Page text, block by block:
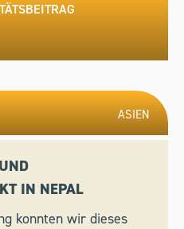
ASIEN
IN NEPAL
konnten wir dieses